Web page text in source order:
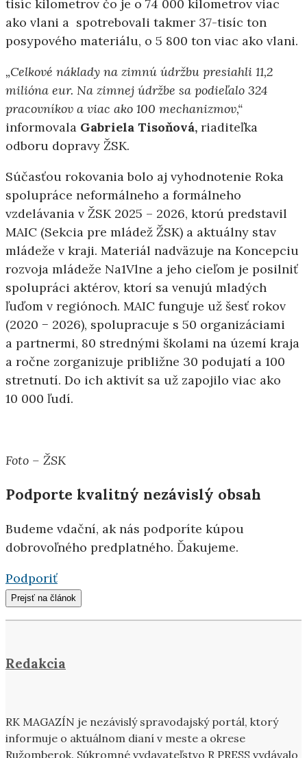
tisíc kilometrov čo je o 74 000 kilometrov viac
ako vlani a spotrebovali takmer 37-tisíc ton
posypového materiálu, o 5 800 ton viac ako vlani.
„Celkové náklady na zimnú údržbu presiahli 11,2
milióna eur. Na zimnej údržbe sa podieľalo 324
pracovníkov a viac ako 100 mechanizmov,“
informovala Gabriela Tisoňová, riaditeľka
odboru dopravy ŽSK.
Súčasťou rokovania bolo aj vyhodnotenie Roka
spolupráce neformálneho a formálneho
vzdelávania v ŽSK 2025 – 2026, ktorú predstavil
MAIC (Sekcia pre mládež ŽSK) a aktuálny stav
mládeže v kraji. Materiál nadväzuje na Koncepciu
rozvoja mládeže Na1Vlne a jeho cieľom je posilniť
spolupráci aktérov, ktorí sa venujú mladých
ľuďom v regiónoch. MAIC funguje už šesť rokov
(2020 − 2026), spolupracuje s 50 organizáciami
a partnermi, 80 strednými školami na území kraja
a ročne zorganizuje približne 30 podujatí a 100
stretnutí. Do ich aktivít sa už zapojilo viac ako
10 000 ľudí.
Foto – ŽSK
Podporte kvalitný nezávislý obsah
Budeme vdační, ak nás podporíte kúpou
dobrovoľného predplatného. Ďakujeme.
Podporiť
Prejsť na článok
Redakcia
RK MAGAZÍN je nezávislý spravodajský portál, ktorý
informuje o aktuálnom dianí v meste a okrese
Ružomberok. Súkromné vydavateľstvo R PRESS vydávalo